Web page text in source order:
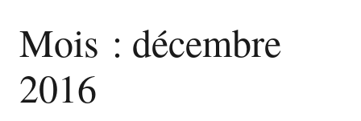
Mois : décembre
2016